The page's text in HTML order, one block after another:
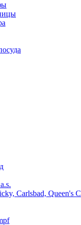
Carlsbad, Queen's